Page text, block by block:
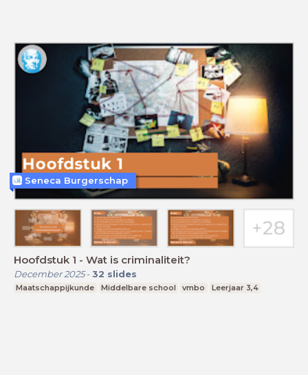
Hoofdstuk 1 - Wat is criminaliteit?
December 2025- 32 slides
Maatschappijkunde Middelbare school vmbo Leerjaar 3,4
Seneca Burgerschap